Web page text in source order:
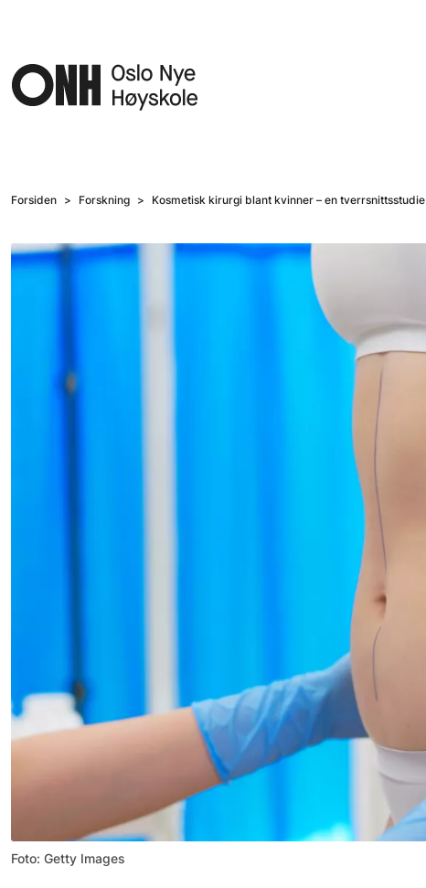
Forsiden Forskning Kosmetisk kirurgi blant kvinner – en tverrsnittsstudie
Foto: Getty Images